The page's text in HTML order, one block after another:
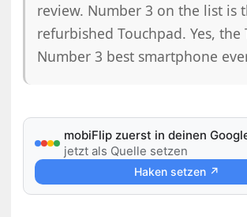
review. Number 3 on the list is
refurbished Touchpad. Yes, the
Number 3 best smartphone
mobiFlip zuerst in deinen
jetzt als Quelle setzen
Haken setzen ↗